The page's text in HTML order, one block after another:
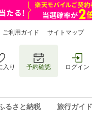
ご利用ガイド サイトマップ
入り 予約確認 ログイン
るさと納税 旅行ガイド